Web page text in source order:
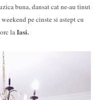
buna, dansat cat ne-au tinut
pe cinste si astept cu
laIasi.